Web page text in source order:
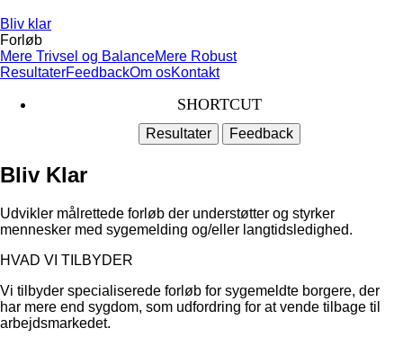
Bliv klar
Forløb
Mere Trivsel og BalanceMere Robust
ResultaterFeedbackOm osKontakt
SHORTCUT
Resultater Feedback
Bliv Klar
Udvikler målrettede forløb der understøtter og styrker
mennesker med sygemelding og/eller langtidsledighed.
HVAD VI TILBYDER
Vi tilbyder specialiserede forløb for sygemeldte borgere, der
har mere end sygdom, som udfordring for at vende tilbage til
arbejdsmarkedet.